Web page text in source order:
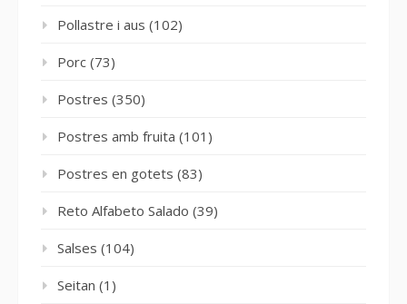
Pollastre i aus (102)
Porc (73)
Postres (350)
Postres amb fruita (101)
Postres en gotets (83)
Reto Alfabeto Salado (39)
Salses (104)
Seitan (1)